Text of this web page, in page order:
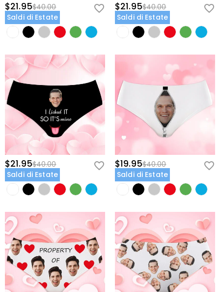
$21.95$40.00
Saldi di Estate
$21.95$40.00
Saldi di Estate
$21.95$40.00
Saldi di Estate
$19.95$40.00
Saldi di Estate